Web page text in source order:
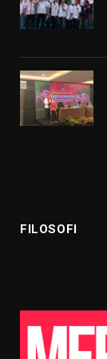
FILOSOFI